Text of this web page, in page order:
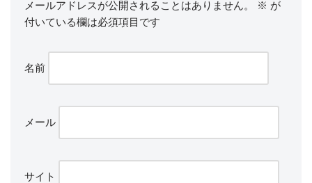
メールアドレスが公開されることはありません。 ※ が
付いている欄は必須項目です
名前
メール
サイト